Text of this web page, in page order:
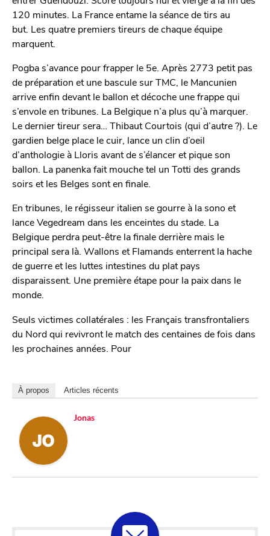
120 minutes. La France entame la séance de tirs au
but. Les quatre premiers tireurs de chaque équipe
marquent.
Pogba s’avance pour frapper le 5e. Après 2773 petit pas
de préparation et une bascule sur TMC, le Mancunien
arrive enfin devant le ballon et décoche une frappe qui
s’envole en tribunes. La Belgique n’a plus qu’à marquer.
Le dernier tireur sera… Thibaut Courtois (qui d’autre ?). Le
gardien belge place le cuir, lance un clin d’oeil
d’anthologie à Lloris avant de s’élancer et pique son
ballon. La panenka fait mouche tel un Totti des grands
soirs et les Belges sont en finale.
En tribunes, le régisseur italien se gourre à la sono et
lance Vegedream dans les enceintes du stade. La
Belgique perdra peut-être la finale derrière mais le
principal sera là. Wallons et Flamands enterrent la hache
de guerre et les luttes intestines du plat pays
disparaissent. Une première étape pour la paix dans le
monde.
Seuls victimes collatérales : les Français transfrontaliers
du Nord qui revivront le match des centaines de fois dans
les prochaines années. Pour
À propos Articles récents
Jonas